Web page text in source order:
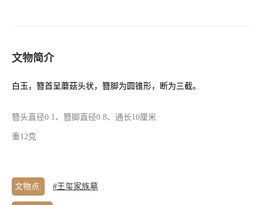
文物简介
白玉，簪首呈蘑菇头状，簪脚为圆锥形，断为三截。
簪头直径0.1、 簪脚直径0.8、 通长10厘米
重12克
文物点: #王玺家族墓